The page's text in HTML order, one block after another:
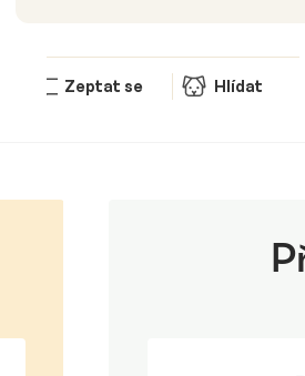
Zeptat se Hlídat